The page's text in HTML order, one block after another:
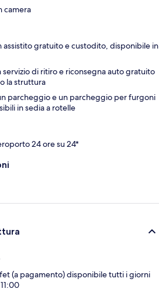
camera
assistito gratuito e custodito, disponibile in
servizio di ritiro e riconsegna auto gratuito
la struttura
parcheggio e un parcheggio per furgoni
in sedia a rotelle
24 ore su 24*
(a pagamento) disponibile tutti i giorni